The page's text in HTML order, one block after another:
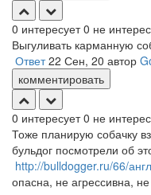
0 интересует 0 не
Выгуливать карманную
Ответ 22 Сен, 20 автор
комментировать
0 интересует 0 не
Тоже планирую собачку
бульдог посмотрели об
http://bulldogger.ru/66/
опасна, не агрессивна,